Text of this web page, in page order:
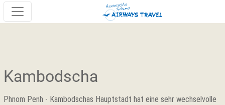
Kambodscha
Phnom Penh - Kambodschas Hauptstadt hat eine sehr wechselvolle